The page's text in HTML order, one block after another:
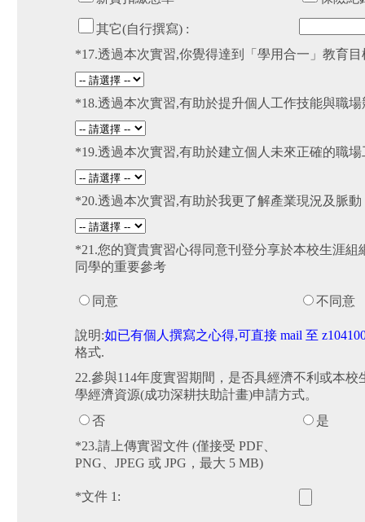
其它(自行撰寫) :
*17.透過本次實習,你覺得達到「學用合一」教育
*18.透過本次實習,有助於提升個人工作技能與職場
*19.透過本次實習,有助於建立個人未來正確的職
*20.透過本次實習,有助於我更了解產業現況及脈
*21.您的寶貴實習心得同意刊登分享於本校生涯
同學的重要參考
同意 不同意
說明:如已有個人撰寫之心得,可直接 mail 至
格式.
22.參與114年度實習期間，是否具經濟不利或本
學經濟資源(成功深耕扶助計畫)申請方式。
否
是
*23.請上傳實習文件 (僅接受 PDF、
PNG、JPEG 或 JPG，最大 5 MB)
*文件 1: